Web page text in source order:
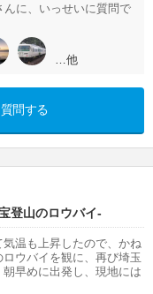
に、いっせいに質問で
…他
問する
登山のロウバイ-
温も上昇したので、かね
ウバイを観に、再び埼玉
早めに出発し、現地には